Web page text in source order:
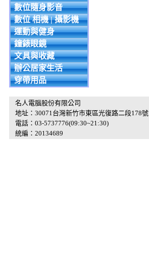
數位隨身影音
數位 相機 | 攝影機
運動與健身
鐘錶眼鏡
文具與收藏
辦公居家生活
穿帶用品
名人電腦股份有限公司
地址：30071台灣新竹市東區光復路二段178號
電話：03-5737776(09:30~21:30)
統編：20134689